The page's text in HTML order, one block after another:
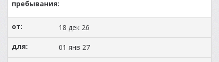
18 дек 26
01 янв 27